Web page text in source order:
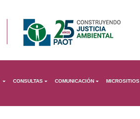
CONSULTAS COMUNICACIÓN MICROSITIOS